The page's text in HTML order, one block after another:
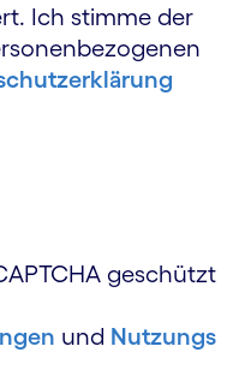
Ich stimme der
geschützt
und Nutzungs